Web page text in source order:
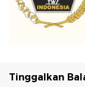
Tinggalkan